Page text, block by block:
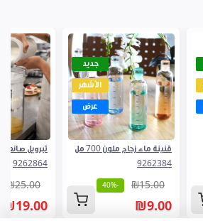
جديد
الأشهر
عرض
قنينة ماء زجاج ملون 700 مل
9262384
₪15.00
-40%
₪9.00
تبرويل صانعة
9262864
₪25.00
₪19.00